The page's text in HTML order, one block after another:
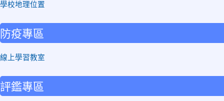
學校地理位置
防疫專區
線上學習教室
評鑑專區